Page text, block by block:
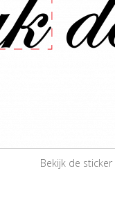
Bekijk de